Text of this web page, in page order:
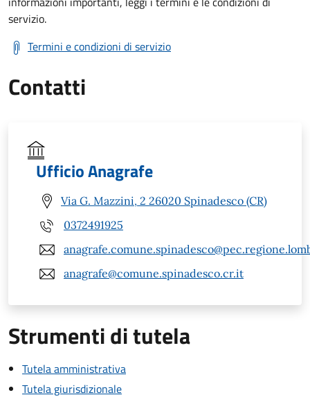
servizio.
Termini e condizioni di servizio
Contatti
Ufficio Anagrafe
Via G. Mazzini, 2 26020 Spinadesco (CR)
0372491925
anagrafe@comune.spinadesco.cr.it
Strumenti di tutela
Tutela amministrativa
Tutela giurisdizionale